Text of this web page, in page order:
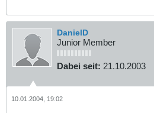
DanielD
Junior Member
Dabei seit: 21.10.2003
10.01.2004, 19:02